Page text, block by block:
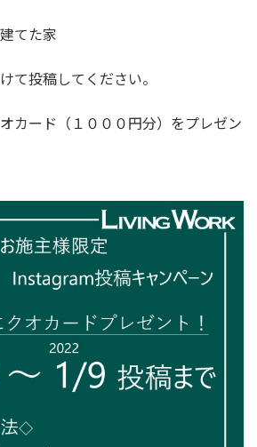
てた家
て投稿してください。
カード（１０００円分）をプレゼン